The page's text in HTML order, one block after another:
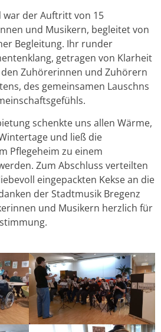
der Auftritt von 15
und Musikern, begleitet von
Begleitung. Ihr runder
getragen von Klarheit
Zuhörerinnen und Zuhörern
des gemeinsamen Lauschns
schenkte uns allen Wärme,
und ließ die
Pflegeheim zu einem
Zum Abschluss verteilten
eingepackten Kekse an die
der Stadtmusik Bregenz
und Musikern herzlich für